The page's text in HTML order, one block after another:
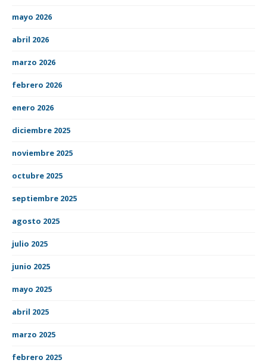
mayo 2026
abril 2026
marzo 2026
febrero 2026
enero 2026
diciembre 2025
noviembre 2025
octubre 2025
septiembre 2025
agosto 2025
julio 2025
junio 2025
mayo 2025
abril 2025
marzo 2025
febrero 2025